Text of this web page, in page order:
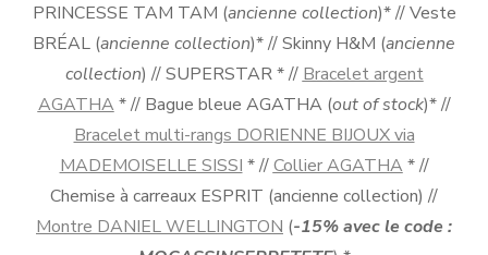
PRINCESSE TAM TAM (ancienne collection)* // Veste
BRÉAL (ancienne collection)* // Skinny H&M (ancienne
collection) // SUPERSTAR * //Bracelet argent
AGATHA* // Bague bleue AGATHA (out of stock)* //
Bracelet multi-rangs DORIENNE BIJOUX via
MADEMOISELLE SISSI* //Collier AGATHA* //
Chemise à carreaux ESPRIT (ancienne collection) //
Montre DANIEL WELLINGTON (-15% avec le code :